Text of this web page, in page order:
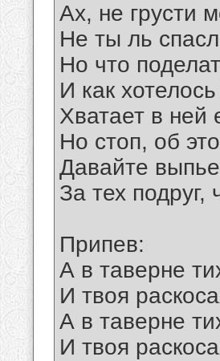
Ах, не грусти
Не ты ль
Но что
И как
Хватает в ней
Но стоп, об
Давайте
За тех подруг,
Припев:
А в таверне
И твоя
А в таверне
И твоя